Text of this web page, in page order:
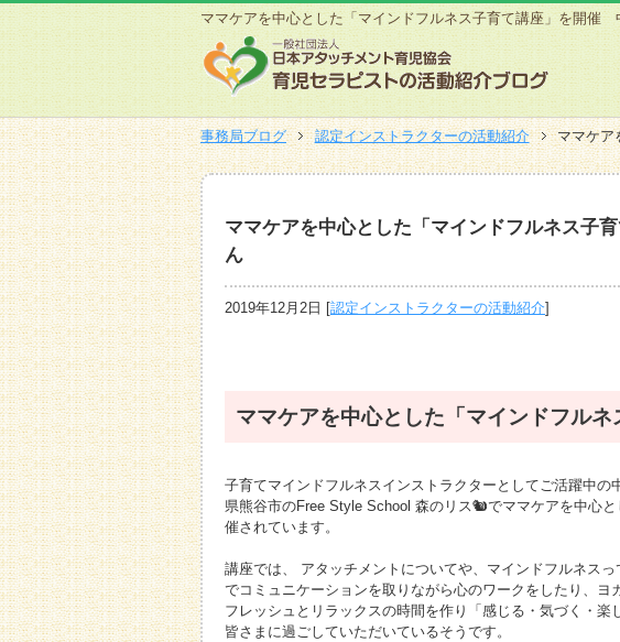
ママケアを中心とした「マインドフルネス子育て講座」を開催
事務局ブログ 認定インストラクターの活動紹介 ママケ
ママケアを中心とした「マインドフルネス子
ん
2019年12月2日 [認定インストラクターの活動紹介]
ママケアを中心とした「マインドフル
子育てマインドフルネスインストラクターとしてご活躍中の
県熊谷市のFree Style School 森のリス🐿でママケアを中心
催されています。
講座では、 アタッチメントについてや、マインドフルネス
でコミュニケーションを取りながら心のワークをしたり、ヨ
フレッシュとリラックスの時間を作り「感じる・気づく・
皆さまに過ごしていただいているそうです。